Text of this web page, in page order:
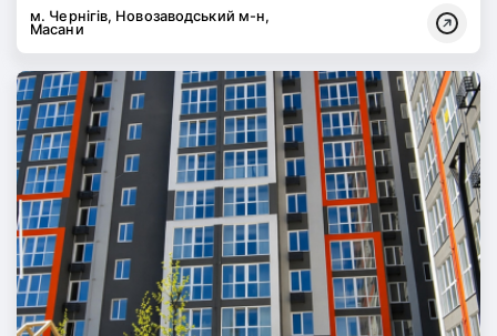
м. Чернігів, Новозаводський м-н,
Масани